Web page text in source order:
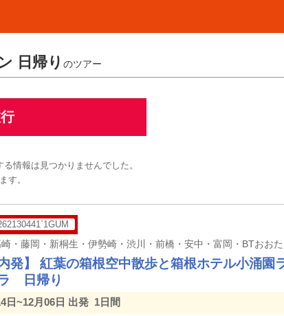
日帰り のツアー
情報は見つかりませんでした。
す。
内発】 紅葉の箱根空中散歩と箱根ホテル小涌
日帰り
日~12月06日 出発 1日間